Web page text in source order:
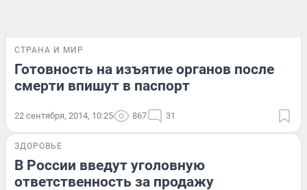
СТРАНА И МИР
Готовность на изъятие органов после
смерти впишут в паспорт
22 сентября, 2014, 10:25 867 31
ЗДОРОВЬЕ
В России введут уголовную
ответственность за продажу